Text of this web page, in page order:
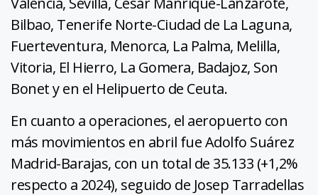
Bilbao, Tenerife Norte-Ciudad de La Laguna,
Fuerteventura, Menorca, La Palma, Melilla,
Vitoria, El Hierro, La Gomera, Badajoz, Son
Bonet y en el Helipuerto de Ceuta.
En cuanto a operaciones, el aeropuerto con
más movimientos en abril fue Adolfo Suárez
Madrid-Barajas, con un total de 35.133 (+1,2%
respecto a 2024), seguido de Josep Tarradellas